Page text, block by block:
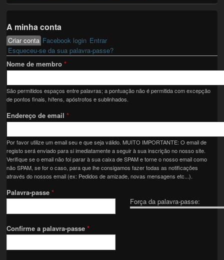
A minha conta
Primary tabs
Criar conta (active tab)
Facebook login Entrar
Esqueceu-se da sua palavra-passe?
Nome de membro*
São permitidos espaços entre palavras; a pontuação não é permitida com excepção
de pontos finais, hífens, apóstrofos e sublinhados.
Endereço de email*
Por favor utilize um email seu e que seja válido. MUITO IMPORTANTE: O email de
registo será enviado para si imediatamente a seguir à sua inscrição no nosso site.
Verifique se o email não foi parar à sua caixa de SPAM e torne o nosso email como
não SPAM, se for o caso, para que lhe consigamos fazer todas as notificações
através do nossos email (ex: Pedidos de amizade, novas mensagens etc...).
Força da palavra-passe:
Palavra-passe*
Confirme a palavra-passe*